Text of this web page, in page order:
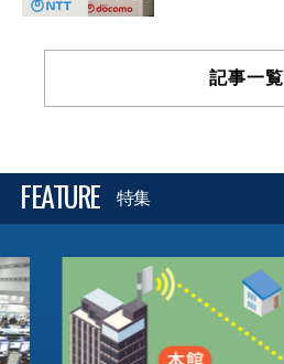
記事一覧
FEATURE 特集